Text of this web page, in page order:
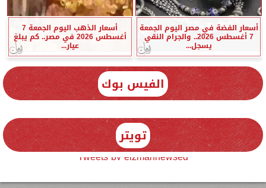
أسعار الفضة في مصر اليوم الجمعة
7 أغسطس 2026.. والجرام النقي
يسجل...
أسعار الذهب اليوم الجمعة 7
أغسطس 2026 في مصر.. كم يبلغ
عيار...
الفيس بوك
تويتر
Tweets by elzmannewseg